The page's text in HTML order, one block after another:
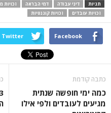
תגיות דיני עבודה דמי הבראה זכויות
זכויות עובדים
זכויות קוגנטיות
Facebook
Twitter
כתבה קודמת
כמה ימי חופשה שנתית
מגיעים לעובדים ולפי אילו